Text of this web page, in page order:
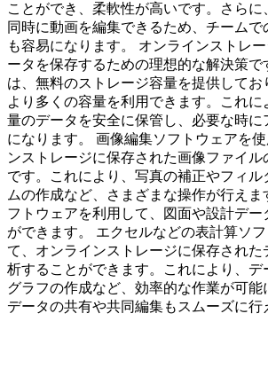
ことができ、柔軟性が高いです。さら
同時に動画を編集できるため、チームで
も容易になります。 オンラインストレ
ータを保存するための理想的な解決策で
は、無料のストレージ容量を提供してお
より多くの容量を利用できます。これに
量のデータを安全に保管し、必要な時に
になります。 画像編集ソフトウェアを
ンストレージに保存された画像ファイ
です。これにより、写真の補正やフィ
ムの作成など、さまざまな操作が行え
フトウェアを利用して、図面や設計デー
ができます。 エクセルなどの表計算ソ
て、オンラインストレージに保存された
析することができます。これにより、デ
グラフの作成など、効率的な作業が可能
データの共有や共同編集もスムーズに行